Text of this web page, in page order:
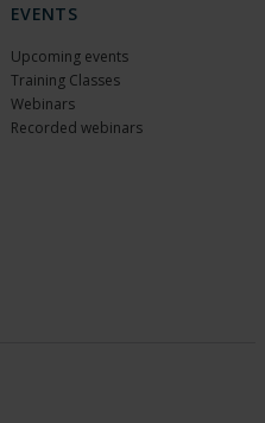
EVENTS
Upcoming events
Training Classes
Webinars
Recorded webinars